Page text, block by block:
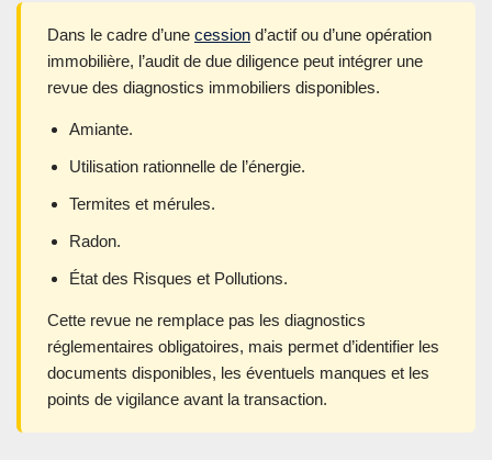
Dans le cadre d’une cession d’actif ou d’une opération
immobilière, l’audit de due diligence peut intégrer une
revue des diagnostics immobiliers disponibles.
Amiante.
Utilisation rationnelle de l’énergie.
Termites et mérules.
Radon.
État des Risques et Pollutions.
Cette revue ne remplace pas les diagnostics
réglementaires obligatoires, mais permet d’identifier les
documents disponibles, les éventuels manques et les
points de vigilance avant la transaction.